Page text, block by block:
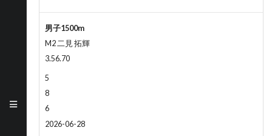
男子1500m
M2 二見 拓輝
3.56.70
5
8
6
2026-06-28